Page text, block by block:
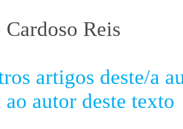
Reis
artigos deste/a
ao autor deste texto